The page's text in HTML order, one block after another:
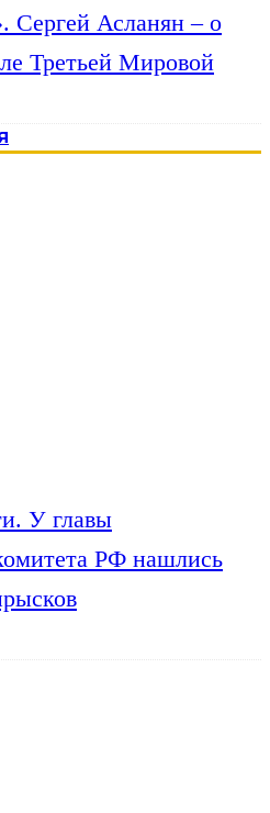
Сергей Асланян – о
Третьей Мировой
У главы
РФ нашлись